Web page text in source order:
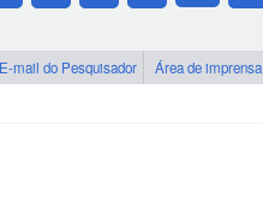
E-mail do Pesquisador Área de imprensa